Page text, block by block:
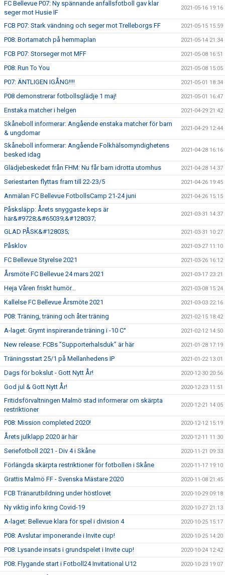
FC Bellevue P07: Ny spännande anfallsfotboll gav klar
seger mot Husie IF
2021-05-16 19:16
FCB P07: Stark vändning och seger mot Trelleborgs FF 2021-05-15 15:59
P08: Bortamatch på hemmaplan 2021-05-14 21:34
FCB P07: Storseger mot MFF 2021-05-08 16:51
P08: Run To You 2021-05-08 15:05
P07: ÄNTLIGEN IGÅNG!!!! 2021-05-01 18:34
P08 demonstrerar fotbollsglädje 1 maj! 2021-05-01 16:47
Enstaka matcher i helgen 2021-04-29 21:42
Skåneboll informerar: Angående enstaka matcher för barn
& ungdomar
2021-04-29 12:44
Skåneboll informerar: Angående Folkhälsomyndighetens
besked idag
2021-04-28 16:16
Glädjebeskedet från FHM: Nu får barn idrotta utomhus 2021-04-28 14:37
Seriestarten flyttas fram till 22-23/5 2021-04-26 19:45
Anmälan FC Bellevue FotbollsCamp 21-24 juni 2021-04-26 15:15
Påsksläpp: Årets snyggaste keps är
här&#9728;&#65039;&#128037;
2021-03-31 14:37
GLAD PÅSK&#128035; 2021-03-31 10:27
Påsklov 2021-03-27 11:10
FC Bellevue Styrelse 2021 2021-03-26 16:12
Årsmöte FC Bellevue 24 mars 2021 2021-03-17 23:21
Heja Våren friskt humör... 2021-03-08 15:24
Kallelse FC Bellevue Årsmöte 2021 2021-03-03 22:16
P08: Träning, träning och åter träning 2021-02-15 18:42
A-laget: Grymt inspirerande träning i -10 C° 2021-02-12 14:50
New release: FCBs ”Supporterhalsduk” är här 2021-01-28 17:19
Träningsstart 25/1 på Mellanhedens IP 2021-01-22 13:01
Dags för bokslut - Gott Nytt År! 2020-12-30 20:56
God jul & Gott Nytt År! 2020-12-23 11:51
Fritidsförvaltningen Malmö stad informerar om skärpta
restriktioner
2020-12-21 14:05
P08: Mission completed 2020! 2020-12-12 15:19
Årets julklapp 2020 är här 2020-12-11 11:30
Seriefotboll 2021 - Div 4 i Skåne 2020-11-21 09:33
Förlängda skärpta restriktioner för fotbollen i Skåne 2020-11-17 19:10
Grattis Malmö FF - Svenska Mästare 2020 2020-11-08 21:45
FCB Tränarutbildning under höstlovet 2020-10-29 09:18
Ny viktig info kring Covid-19 2020-10-27 21:13
A-laget: Bellevue klara för spel i division 4 2020-10-25 15:17
P08: Avslutar imponerande i Invite cup! 2020-10-25 14:20
P08: Lysande insats i grundspelet i Invite cup! 2020-10-24 12:42
P08: Flygande start i Fotboll24 Invitational U12 2020-10-23 19:07